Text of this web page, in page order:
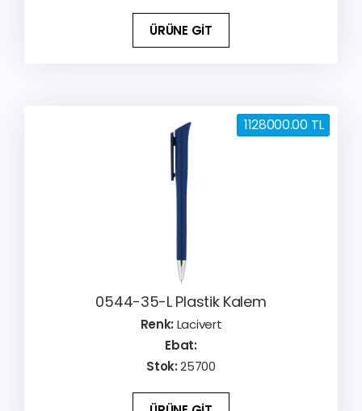
ÜRÜNE GİT
0544-35-L Plastik Kalem
Renk: Lacivert
Ebat:
Stok:25700
1128000.00 TL